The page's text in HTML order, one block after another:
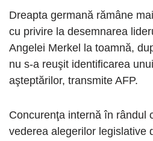
Dreapta germană rămâne
cu privire la desemnarea
Angelei Merkel la toamnă,
nu s-a reuşit identificarea
aşteptărilor, transmite AFP.
Concurenţa internă în rândul
vederea alegerilor legislative